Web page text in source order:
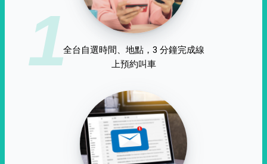
1全台自選時間、地點，3 分鐘完成線
上預約叫車